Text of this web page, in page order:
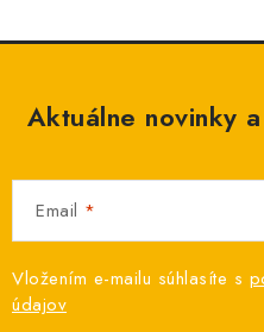
Aktuálne novinky
Email
Vložením e-mailu súhlasíte s
údajov